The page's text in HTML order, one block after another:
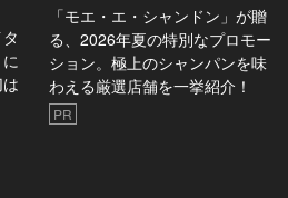
「モエ・エ・シャンドン」が贈
る、2026年夏の特別なプロモー
ション。極上のシャンパンを味
わえる厳選店舗を一挙紹介！
PR